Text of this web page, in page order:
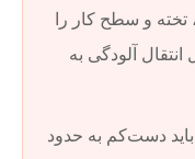
و سطح کار را
انتقال آلودگی به
دست‌کم به حدود